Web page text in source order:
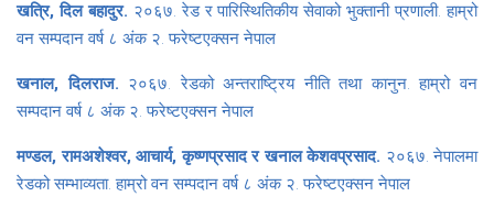
खत्रि, दिल बहादुर. २०६७. रेड र पारिस्थितिकीय सेवाको भुक्तानी प्रणाली. हाम्रो
वन सम्पदान वर्ष ८ अंक २. फरेष्टएक्सन नेपाल
खनाल, दिलराज. २०६७. रेडको अन्तराष्ट्रिय नीति तथा कानुन. हाम्रो वन
सम्पदान वर्ष ८ अंक २. फरेष्टएक्सन नेपाल
मण्डल, रामअशेश्वर, आचार्य, कृष्णप्रसाद र खनाल केशवप्रसाद. २०६७. नेपालमा
रेडको सम्भाव्यता. हाम्रो वन सम्पदान वर्ष ८ अंक २. फरेष्टएक्सन नेपाल